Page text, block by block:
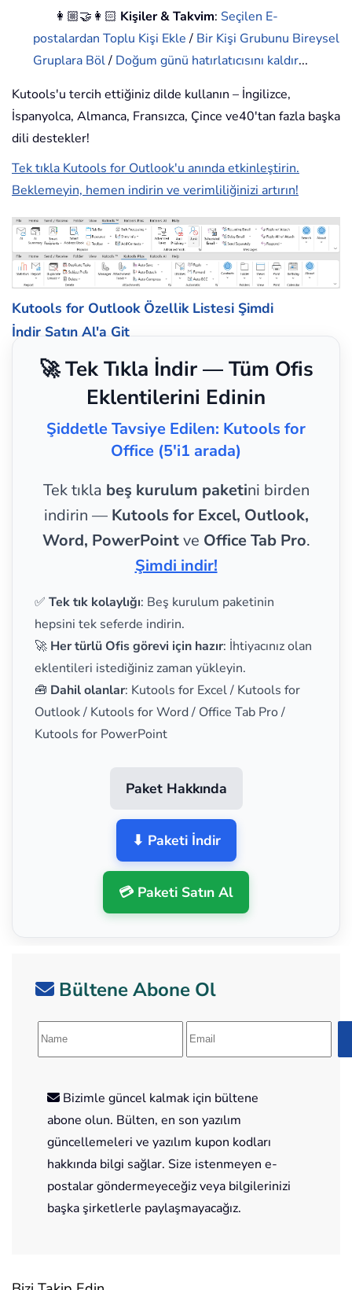
👩🏼‍🤝‍👩🏻 Kişiler & Takvim: Seçilen E-
postalardan Toplu Kişi Ekle/ Bir Kişi Grubunu Bireysel
Gruplara Böl/ Doğum günü hatırlatıcısını kaldır...
Kutools'u tercih ettiğiniz dilde kullanın – İngilizce,
İspanyolca, Almanca, Fransızca, Çince ve40'tan fazla başka
dili destekler!
Tek tıkla Kutools for Outlook'u anında etkinleştirin.
Beklemeyin, hemen indirin ve verimliliğinizi artırın!
Kutools for Outlook Özellik Listesi Şimdi
İndir Satın Al'a Git
🚀 Tek Tıkla İndir — Tüm Ofis
Eklentilerini Edinin
Şiddetle Tavsiye Edilen: Kutools for
Office (5'i1 arada)
Tek tıkla beş kurulum paketini birden
indirin — Kutools for Excel, Outlook,
Word, PowerPointve Office Tab Pro.
Şimdi indir!
✅ Tek tık kolaylığı: Beş kurulum paketinin
hepsini tek seferde indirin.
🚀 Her türlü Ofis görevi için hazır: İhtiyacınız olan
eklentileri istediğiniz zaman yükleyin.
🧰 Dahil olanlar: Kutools for Excel / Kutools for
Outlook / Kutools for Word / Office Tab Pro /
Kutools for PowerPoint
Paket Hakkında
⬇ Paketi İndir
💳 Paketi Satın Al
Bültene Abone Ol
Bizimle güncel kalmak için bültene
abone olun. Bülten, en son yazılım
güncellemeleri ve yazılım kupon kodları
hakkında bilgi sağlar. Size istenmeyen e-
postalar göndermeyeceğiz veya bilgilerinizi
başka şirketlerle paylaşmayacağız.